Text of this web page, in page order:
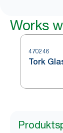
Works
470246
Tork